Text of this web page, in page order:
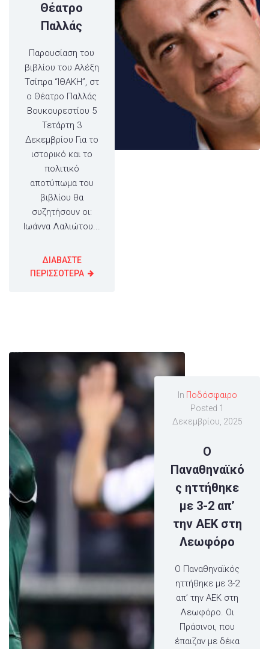
Θέατρο
Παλλάς
Παρουσίαση του
βιβλίου του Αλέξη
Τσίπρα “ΙΘΑΚΗ”, στ
ο Θέατρο Παλλάς
Βουκουρεστίου 5
Τετάρτη 3
Δεκεμβρίου Για το
ιστορικό και το
πολιτικό
αποτύπωμα του
βιβλίου θα
συζητήσουν οι:
Ιωάννα Λαλιώτου...
ΔΙΑΒΑΣΤΕ
ΠΕΡΙΣΣΟΤΕΡΑ
In Ποδόσφαιρο
Posted 1
Δεκεμβρίου, 2025
Ο
Παναθηναϊκό
ς ηττήθηκε
με 3-2 απ’
την ΑΕΚ στη
Λεωφόρο
Ο Παναθηναϊκός
ηττήθηκε με 3-2
απ’ την ΑΕΚ στη
Λεωφόρο. Οι
Πράσινοι, που
έπαιζαν με δέκα